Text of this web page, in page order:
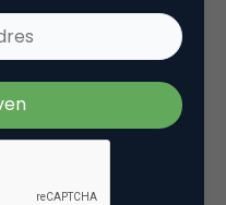
sector als aanjager
en ontsluiter en
industrieën